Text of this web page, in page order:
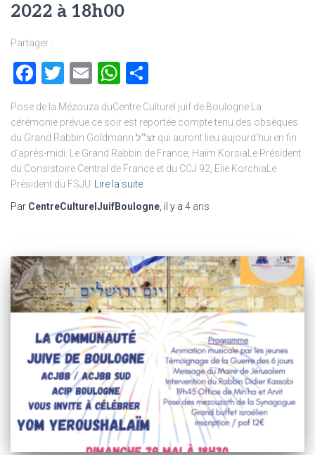
2022 à 18h00
Partager :
Facebook
Twitter
EmailWhatsApp
Pose de la Mézouza duCentre Culturel juif de Boulogne La
cérémonie prévue ce soir est reportée compte tenu des obsèques
du Grand Rabbin Goldmann זצ״ל qui auront lieu aujourd’hui en fin
d’après-midi. Le Grand Rabbin de France, Haïm KorsiaLe Président
du Consistoire Central de France et du CCJ 92, Elie KorchiaLe
Président du FSJU Lire la suite
Par CentreCulturelJuifBoulogne, il y a 4 ans